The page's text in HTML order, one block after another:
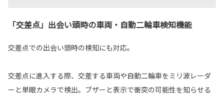
「交差点」出会い頭時の車両・自動二輪車検知機能
交差点での出会い頭時の検知にも対応。
交差点に進入する際、交差する車両や自動二輪車をミリ波レーダ
ーと単眼カメラで検出。ブザーと表示で衝突の可能性を知らせる